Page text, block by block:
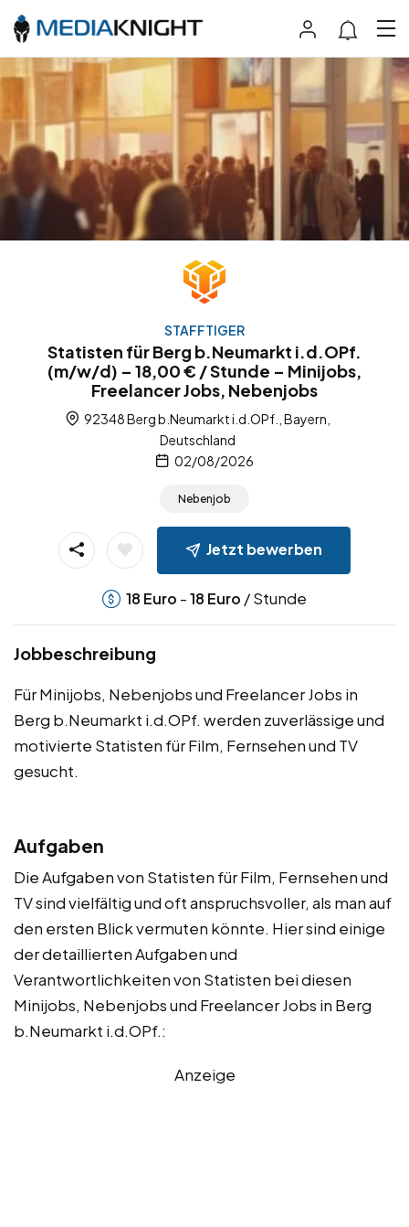
STAFFTIGER
Statisten für Berg b.Neumarkt i.d.OPf.
(m/w/d) – 18,00 € / Stunde – Minijobs,
Freelancer Jobs, Nebenjobs
92348 Berg b.Neumarkt i.d.OPf., Bayern,
Deutschland
02/08/2026
Nebenjob
Jetzt bewerben
18 Euro -18 Euro / Stunde
Jobbeschreibung
Für Minijobs, Nebenjobs und Freelancer Jobs in
Berg b.Neumarkt i.d.OPf. werden zuverlässige und
motivierte Statisten für Film, Fernsehen und TV
gesucht.
Aufgaben
Die Aufgaben von Statisten für Film, Fernsehen und
TV sind vielfältig und oft anspruchsvoller, als man auf
den ersten Blick vermuten könnte. Hier sind einige
der detaillierten Aufgaben und
Verantwortlichkeiten von Statisten bei diesen
Minijobs, Nebenjobs und Freelancer Jobs in Berg
b.Neumarkt i.d.OPf.:
Anzeige